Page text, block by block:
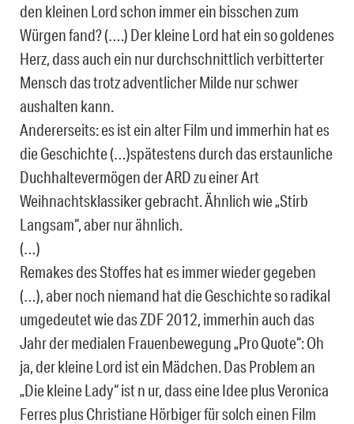
den kleinen Lord schon immer ein bisschen zum
Würgen fand? (….) Der kleine Lord hat ein so goldenes
Herz, dass auch ein nur durchschnittlich verbitterter
Mensch das trotz adventlicher Milde nur schwer
aushalten kann.
Andererseits: es ist ein alter Film und immerhin hat es
die Geschichte (…)spätestens durch das erstaunliche
Duchhaltevermögen der ARD zu einer Art
Weihnachtsklassiker gebracht. Ähnlich wie „Stirb
Langsam“, aber nur ähnlich.
(…)
Remakes des Stoffes hat es immer wieder gegeben
(…), aber noch niemand hat die Geschichte so radikal
umgedeutet wie das ZDF 2012, immerhin auch das
Jahr der medialen Frauenbewegung „Pro Quote“: Oh
ja, der kleine Lord ist ein Mädchen. Das Problem an
„Die kleine Lady“ ist n ur, dass eine Idee plus Veronica
Ferres plus Christiane Hörbiger für solch einen Film